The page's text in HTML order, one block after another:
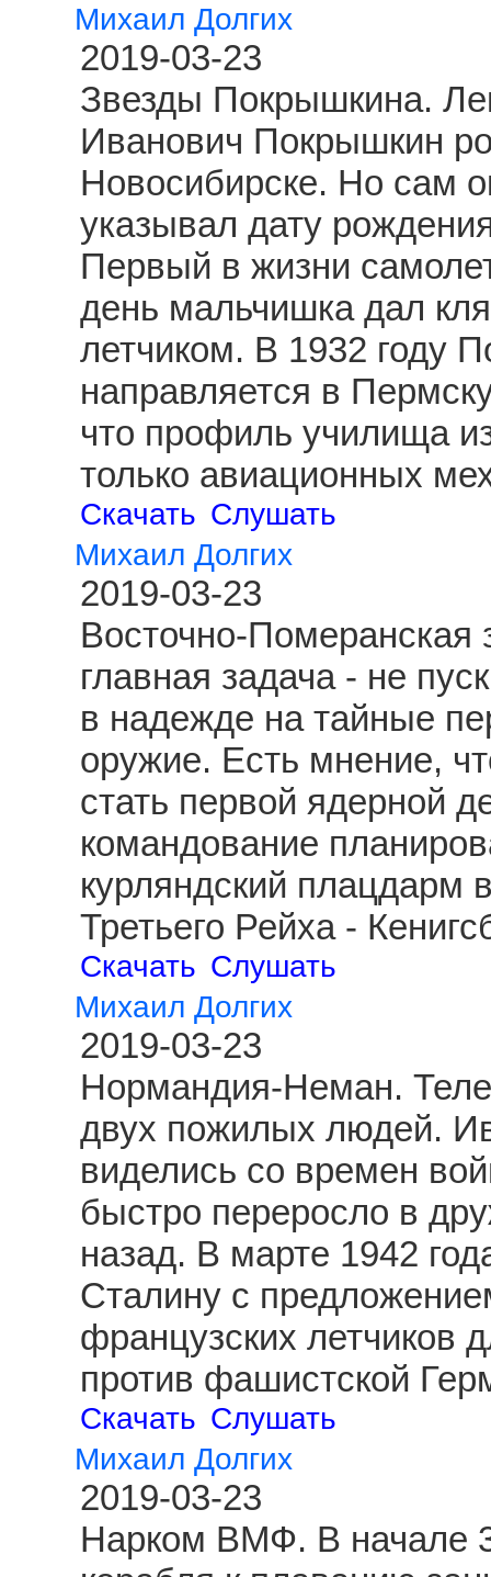
Михаил Долгих
2019-03-23
Звезды Покрышкина.
Иванович Покрышкин
Новосибирске. Но сам
указывал дату
Первый в жизни
день мальчишка дал
летчиком. В 1932 году
направляется в
что профиль училища
только авиационных
Скачать Слушать
Михаил Долгих
2019-03-23
Восточно-Померанская
главная задача - не
в надежде на тайные
оружие. Есть мнение,
стать первой ядерной
командование
курляндский плацдарм
Третьего Рейха -
Скачать Слушать
Михаил Долгих
2019-03-23
Нормандия-Неман.
двух пожилых людей.
виделись со времен
быстро переросло в
назад. В марте 1942
Сталину с
французских летчиков
против фашистской
Скачать Слушать
Михаил Долгих
2019-03-23
Нарком ВМФ. В начале